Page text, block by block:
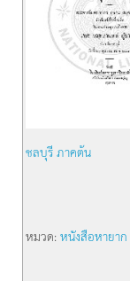
ชลบุรี ภาคต้น
หมวด:หนังสือหายาก